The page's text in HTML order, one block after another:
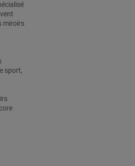
miroirs
sport,